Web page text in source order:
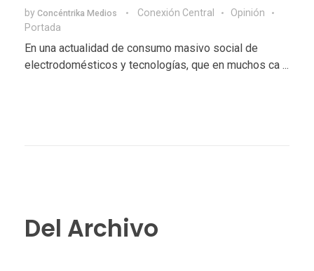
by Concéntrika Medios Conexión Central
Opinión
Portada
En una actualidad de consumo masivo social de
electrodomésticos y tecnologías, que en muchos ca ...
Del Archivo